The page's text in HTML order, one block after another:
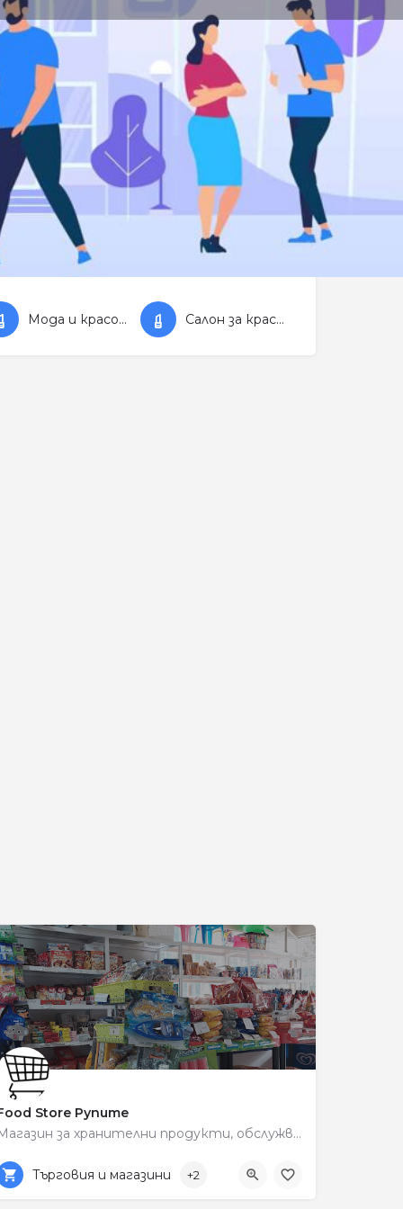
Работно време днес 9:00 - 18:00
Мода и красота Салон за красота
Store Рупите
Магазин за хранителни продукти, обслужващ района на Рупите.
+359 89 563 3087
Търговия и магазини +2